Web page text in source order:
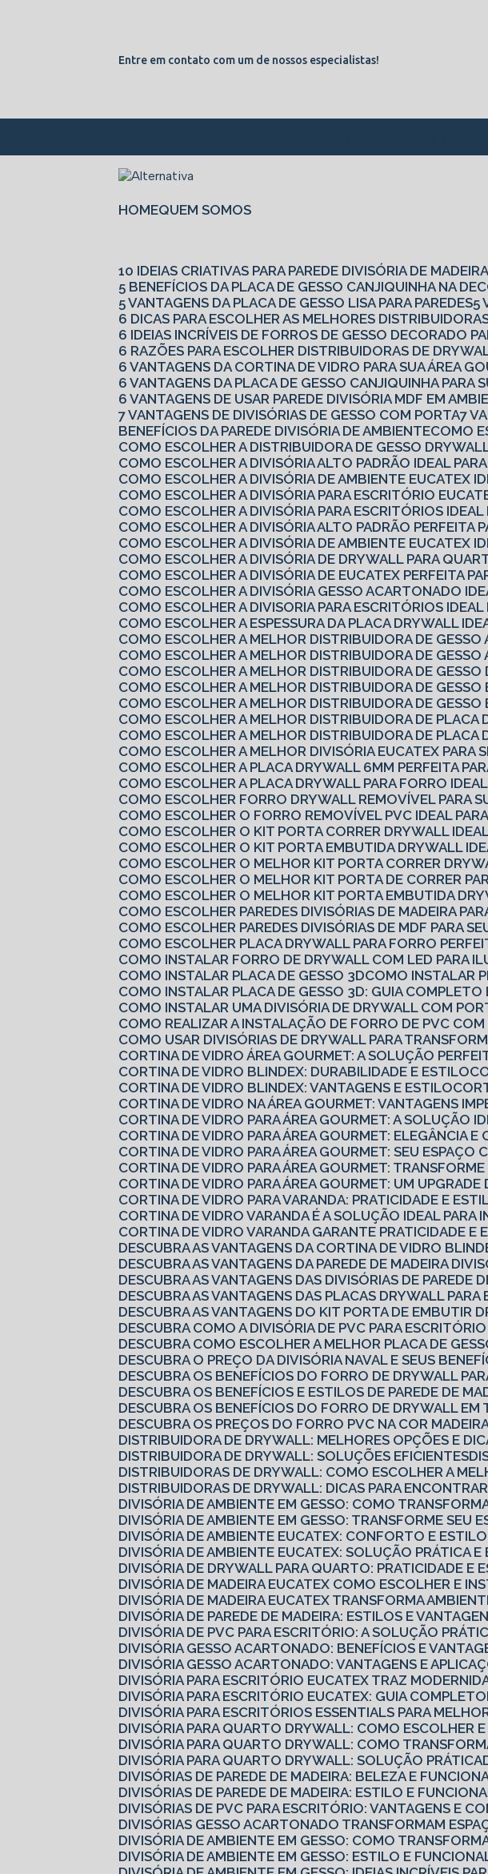
Entre em contato com um de nossos especialistas!
HOME
QUEM SOMOS
10 IDEIAS CRIATIVAS PARA PAREDE DIVISÓRIA DE MADEIRA
5 BENEFÍCIOS DA PLACA DE GESSO CANJIQUINHA NA
5 VANTAGENS DA PLACA DE GESSO LISA PARA PAREDES
6 DICAS PARA ESCOLHER AS MELHORES
6 IDEIAS INCRÍVEIS DE FORROS DE GESSO DECORADO
6 RAZÕES PARA ESCOLHER DISTRIBUIDORAS DE
6 VANTAGENS DA CORTINA DE VIDRO PARA SUA ÁREA
6 VANTAGENS DA PLACA DE GESSO CANJIQUINHA PARA
6 VANTAGENS DE USAR PAREDE DIVISÓRIA MDF EM
7 VANTAGENS DE DIVISÓRIAS DE GESSO COM PORTA 7
BENEFÍCIOS DA PAREDE DIVISÓRIA DE AMBIENTE COMO
COMO ESCOLHER A DISTRIBUIDORA DE GESSO
COMO ESCOLHER A DIVISÓRIA ALTO PADRÃO IDEAL
COMO ESCOLHER A DIVISÓRIA DE AMBIENTE EUCATEX
COMO ESCOLHER A DIVISÓRIA PARA ESCRITÓRIO
COMO ESCOLHER A DIVISÓRIA PARA ESCRITÓRIOS
COMO ESCOLHER A DIVISÓRIA ALTO PADRÃO PERFEITA
COMO ESCOLHER A DIVISÓRIA DE AMBIENTE EUCATEX
COMO ESCOLHER A DIVISÓRIA DE DRYWALL PARA
COMO ESCOLHER A DIVISÓRIA DE EUCATEX PERFEITA
COMO ESCOLHER A DIVISÓRIA GESSO ACARTONADO
COMO ESCOLHER A DIVISORIA PARA ESCRITÓRIOS
COMO ESCOLHER A ESPESSURA DA PLACA DRYWALL
COMO ESCOLHER A MELHOR DISTRIBUIDORA DE GESSO
COMO ESCOLHER A MELHOR DISTRIBUIDORA DE
COMO ESCOLHER A MELHOR DISTRIBUIDORA DE
COMO ESCOLHER A MELHOR DISTRIBUIDORA DE
COMO ESCOLHER A MELHOR DISTRIBUIDORA DE
COMO ESCOLHER A MELHOR DISTRIBUIDORA DE PLACA
COMO ESCOLHER A MELHOR DISTRIBUIDORA DE PLACA
COMO ESCOLHER A MELHOR DIVISÓRIA EUCATEX
COMO ESCOLHER A PLACA DRYWALL 6MM PERFEITA
COMO ESCOLHER A PLACA DRYWALL PARA FORRO
COMO ESCOLHER FORRO DRYWALL REMOVÍVEL PARA
COMO ESCOLHER O FORRO REMOVÍVEL PVC IDEAL
COMO ESCOLHER O KIT PORTA CORRER DRYWALL
COMO ESCOLHER O KIT PORTA EMBUTIDA DRYWALL
COMO ESCOLHER O MELHOR KIT PORTA CORRER
COMO ESCOLHER O MELHOR KIT PORTA DE CORRER
COMO ESCOLHER O MELHOR KIT PORTA EMBUTIDA
COMO ESCOLHER PAREDES DIVISÓRIAS DE MADEIRA
COMO ESCOLHER PAREDES DIVISÓRIAS DE MDF PARA
COMO ESCOLHER PLACA DRYWALL PARA FORRO
COMO INSTALAR FORRO DE DRYWALL COM LED PARA
COMO INSTALAR PLACA DE GESSO 3D
COMO INSTALAR
COMO INSTALAR PLACA DE GESSO 3D: GUIA COMPLETO
COMO INSTALAR UMA DIVISÓRIA DE DRYWALL COM
COMO REALIZAR A INSTALAÇÃO DE FORRO DE PVC
COMO USAR DIVISÓRIAS DE DRYWALL PARA
CORTINA DE VIDRO ÁREA GOURMET: A SOLUÇÃO
CORTINA DE VIDRO BLINDEX: DURABILIDADE E ESTILO
CORTINA DE VIDRO BLINDEX: VANTAGENS E ESTILO
CORTINA DE VIDRO NA ÁREA GOURMET: VANTAGENS
CORTINA DE VIDRO PARA ÁREA GOURMET: A SOLUÇÃO
CORTINA DE VIDRO PARA ÁREA GOURMET: ELEGÂNCIA
CORTINA DE VIDRO PARA ÁREA GOURMET: SEU
CORTINA DE VIDRO PARA ÁREA GOURMET:
CORTINA DE VIDRO PARA ÁREA GOURMET: UM
CORTINA DE VIDRO PARA VARANDA: PRATICIDADE E
CORTINA DE VIDRO VARANDA É A SOLUÇÃO IDEAL PARA
CORTINA DE VIDRO VARANDA GARANTE PRATICIDADE E
DESCUBRA AS VANTAGENS DA CORTINA DE VIDRO
DESCUBRA AS VANTAGENS DA PAREDE DE MADEIRA
DESCUBRA AS VANTAGENS DAS DIVISÓRIAS DE PAREDE
DESCUBRA AS VANTAGENS DAS PLACAS DRYWALL PARA
DESCUBRA AS VANTAGENS DO KIT PORTA DE EMBUTIR
DESCUBRA COMO A DIVISÓRIA DE PVC PARA
DESCUBRA COMO ESCOLHER A MELHOR PLACA DE
DESCUBRA O PREÇO DA DIVISÓRIA NAVAL E SEUS
DESCUBRA OS BENEFÍCIOS DO FORRO DE DRYWALL
DESCUBRA OS BENEFÍCIOS E ESTILOS DE PAREDE DE
DESCUBRA OS BENEFÍCIOS DO FORRO DE DRYWALL
DESCUBRA OS PREÇOS DO FORRO PVC NA COR
DISTRIBUIDORA DE DRYWALL: MELHORES OPÇÕES E
DISTRIBUIDORA DE DRYWALL: SOLUÇÕES EFICIENTES
DISTRIBUIDORAS DE DRYWALL: COMO ESCOLHER A
DISTRIBUIDORAS DE DRYWALL: DICAS PARA
DIVISÓRIA DE AMBIENTE EM GESSO: COMO
DIVISÓRIA DE AMBIENTE EM GESSO: TRANSFORME
DIVISÓRIA DE AMBIENTE EUCATEX: CONFORTO E ESTILO
DIVISÓRIA DE AMBIENTE EUCATEX: SOLUÇÃO PRÁTICA
DIVISÓRIA DE DRYWALL PARA QUARTO: PRATICIDADE E
DIVISÓRIA DE MADEIRA EUCATEX COMO ESCOLHER E
DIVISÓRIA DE MADEIRA EUCATEX TRANSFORMA
DIVISÓRIA DE PAREDE DE MADEIRA: ESTILOS E
DIVISÓRIA DE PVC PARA ESCRITÓRIO: A SOLUÇÃO
DIVISÓRIA GESSO ACARTONADO: BENEFÍCIOS E
DIVISÓRIA GESSO ACARTONADO: VANTAGENS E
DIVISÓRIA PARA ESCRITÓRIO EUCATEX TRAZ
DIVISÓRIA PARA ESCRITÓRIO EUCATEX: GUIA COMPLETO
DIVISÓRIA PARA ESCRITÓRIOS ESSENTIALS PARA
DIVISÓRIA PARA QUARTO DRYWALL: COMO ESCOLHER
DIVISÓRIA PARA QUARTO DRYWALL: COMO
DIVISÓRIA PARA QUARTO DRYWALL: SOLUÇÃO PRÁTICA
DIVISÓRIAS DE PAREDE DE MADEIRA: BELEZA E
DIVISÓRIAS DE PAREDE DE MADEIRA: ESTILO E
DIVISÓRIAS DE PVC PARA ESCRITÓRIO: VANTAGENS E
DIVISÓRIAS GESSO ACARTONADO TRANSFORMAM
DIVISÓRIA DE AMBIENTE EM GESSO: COMO
DIVISÓRIA DE AMBIENTE EM GESSO: ESTILO E